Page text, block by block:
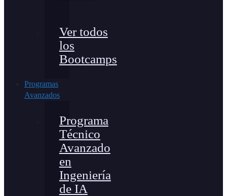
Ver todos
los
Bootcamps
Programas
Avanzados
Programa
Técnico
Avanzado
en
Ingeniería
de IA